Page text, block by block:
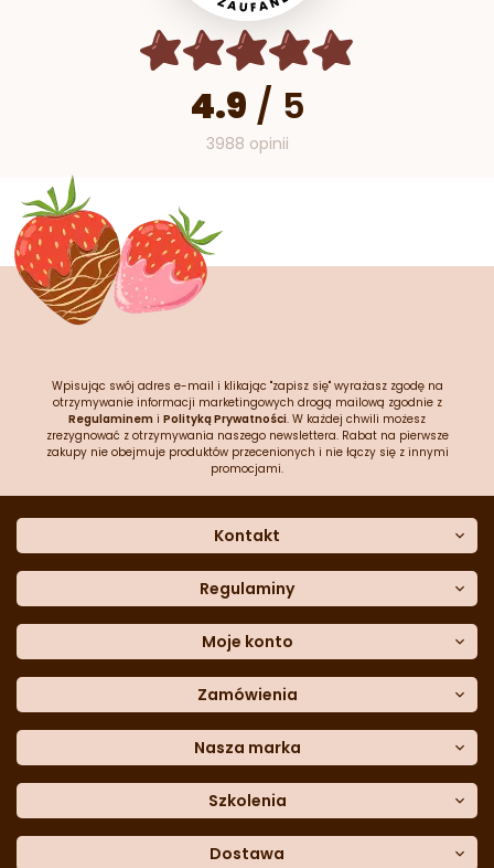
4.9 / 5
3988 opinii
Wpisując swój adres e-mail i klikając "zapisz się" wyrażasz zgodę na
otrzymywanie informacji marketingowych drogą mailową zgodnie z
Regulaminem i Polityką Prywatności. W każdej chwili możesz
zrezygnować z otrzymywania naszego newslettera. Rabat na pierwsze
zakupy nie obejmuje produktów przecenionych i nie łączy się z innymi
promocjami.
Kontakt
Dane kontaktowe
Często zadawane pytania
Sklep stacjonarny
Formularz kontaktowy
Blog
telefon:601 767 272
Regulaminy
Polityka prywatności
Polityka cookies
Polityka reklamacji
Polityka zwrotów
Dostępność cyfrowa
Moje konto
Moje dane
Historia zamówień
Lista ulubionych
Moje rabaty
Zamówienia
Metody płatności
Dane do przelewu
Formularzreklamacji
Formularzzwrotu
Nasza marka
Trio Gelato
CDN
Szkolenia
Academy of Baker Arts
Dostawa